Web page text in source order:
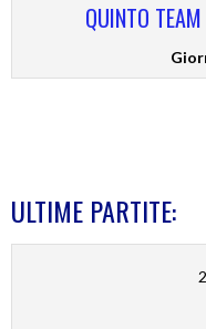
QUINTO
ULTIME PARTITE: